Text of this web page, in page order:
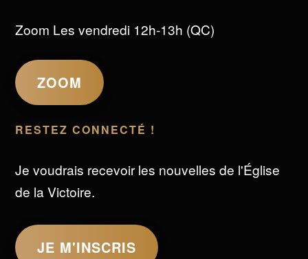
Zoom Les vendredi 12h-13h (QC)
ZOOM
RESTEZ CONNECTÉ !
Je voudrais recevoir les nouvelles de l'Église
de la Victoire.
JE M'INSCRIS